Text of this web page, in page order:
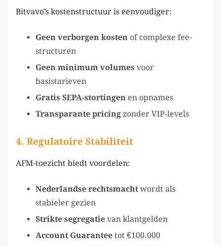
Bitvavo’s kostenstructuur is eenvoudiger:
Geen verborgen kosten of complexe fee-
structuren
Geen minimum volumes voor
basistarieven
Gratis SEPA-stortingen en opnames
Transparante pricing zonder VIP-levels
4. Regulatoire Stabiliteit
AFM-toezicht biedt voordelen:
Nederlandse rechtsmacht wordt als
stabieler gezien
Strikte segregatie van klantgelden
Account Guarantee tot €100.000